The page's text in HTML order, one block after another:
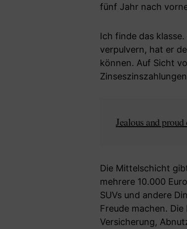
fünf Jahr nach
Ich finde das
verpulvern, hat er
können. Auf Sicht
Jealous and
Die Mittelschicht
mehrere 10.000
SUVs und andere
Freude machen.
Versicherung,